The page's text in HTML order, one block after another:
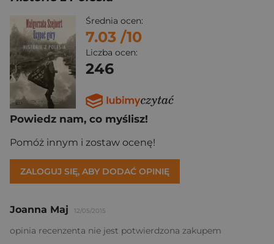
Średnia ocen:
7.03 /10
Liczba ocen:
246
Powiedz nam, co myślisz!
Pomóż innym i zostaw ocenę!
ZALOGUJ SIĘ, ABY DODAĆ OPINIĘ
Joanna Maj 12/05/2015
opinia recenzenta nie jest potwierdzona zakupem